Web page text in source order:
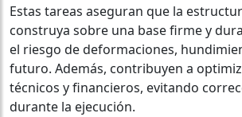
Estas tareas aseguran que la
construya sobre una base firme y
el riesgo de deformaciones,
futuro. Además, contribuyen a
técnicos y financieros, evitando
durante la ejecución.